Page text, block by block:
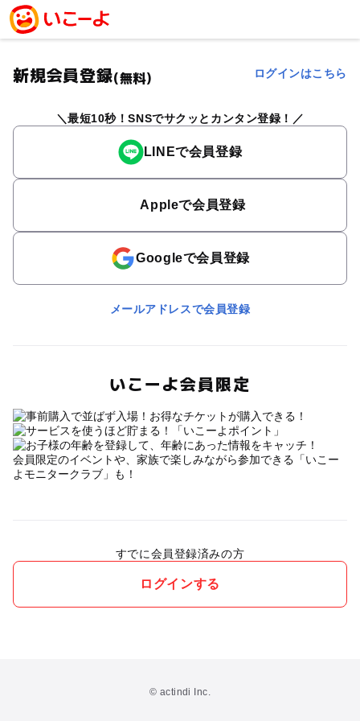
新規会員登録(無料) ログインはこちら
最短10秒！SNSでサクッとカンタン登録！
LINEで会員登録
Appleで会員登録
Googleで会員登録
メールアドレスで会員登録
いこーよ会員限定
会員限定のイベントや、家族で楽しみながら参加できる「いこー
よモニタークラブ」も！
すでに会員登録済みの方
ログインする
© actindi Inc.